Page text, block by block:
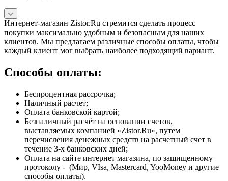
Интернет-магазин Zistor.Ru стремится сделать процесс
покупки максимально удобным и безопасным для наших
клиентов. Мы предлагаем различные способы оплаты, чтобы
каждый клиент мог выбрать наиболее подходящий вариант.
Способы оплаты:
Беспроцентная рассрочка;
Наличный расчет;
Оплата банковской картой;
Безналичный расчёт на основании счетов,
выставляемых компанией «Zistor.Ru», путем
перечисления денежных средств на расчетный счет в
течение 3-х банковских дней;
Оплата на сайте интернет магазина, по защищенному
протоколу - (Мир, VIsa, Mastercard, YooMoney и другие
способы оплаты).